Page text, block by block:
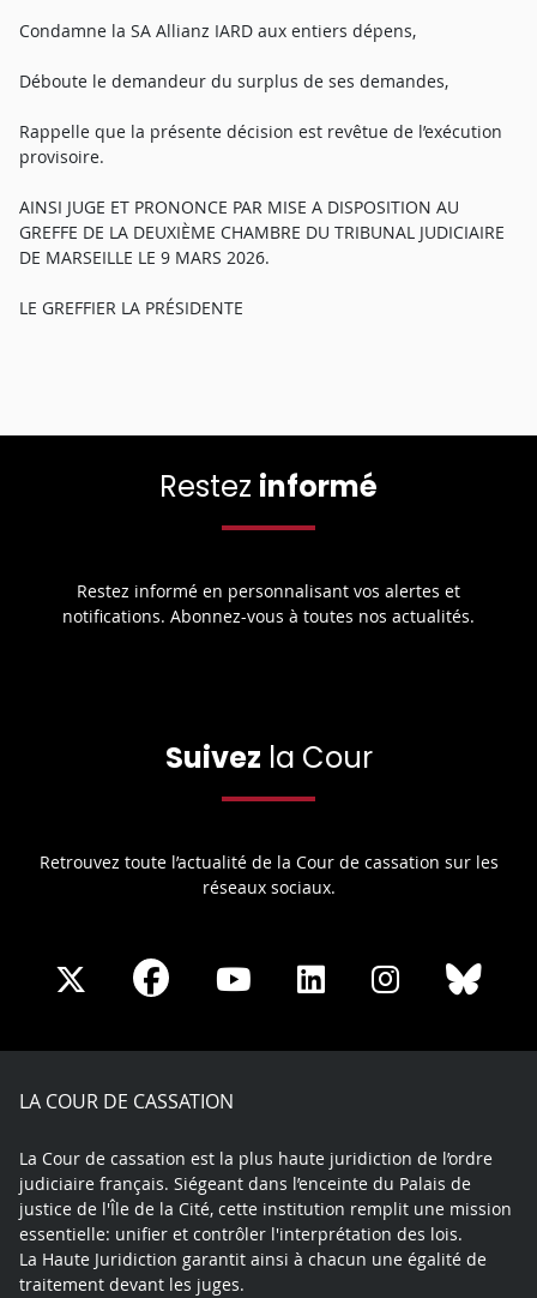
Condamne la SA Allianz IARD aux entiers dépens,
Déboute le demandeur du surplus de ses demandes,
Rappelle que la présente décision est revêtue de l’exécution
provisoire.
AINSI JUGE ET PRONONCE PAR MISE A DISPOSITION AU
GREFFE DE LA DEUXIÈME CHAMBRE DU TRIBUNAL JUDICIAIRE
DE MARSEILLE LE 9 MARS 2026.
LE GREFFIER LA PRÉSIDENTE
Restez informé
Restez informé en personnalisant vos alertes et
notifications. Abonnez-vous à toutes nos actualités.
Suivez la Cour
Retrouvez toute l’actualité de la Cour de cassation sur les
réseaux sociaux.
Share
X
Share
Facebook
Share
Youtube
Share
LinkedIn
Share
Instagram
LA COUR DE CASSATION
La Cour de cassation est la plus haute juridiction de l’ordre
judiciaire français. Siégeant dans l’enceinte du Palais de
justice de l'Île de la Cité, cette institution remplit une mission
essentielle: unifier et contrôler l'interprétation des lois.
La Haute Juridiction garantit ainsi à chacun une égalité de
traitement devant les juges.